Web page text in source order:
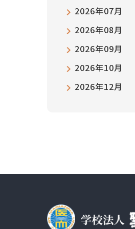
2026年07月
2026年08月
2026年09月
2026年10月
2026年12月